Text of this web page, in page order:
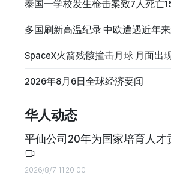
泰国一学校发生枪击案致7人死亡
多国刷新高温纪录 中欧遭遇近年
SpaceX火箭残骸撞击月球 月面出
2026年8月6日全球经济要闻
华人动态
平仙公司20年为国家培育人才
2026/8/7 11:20:00